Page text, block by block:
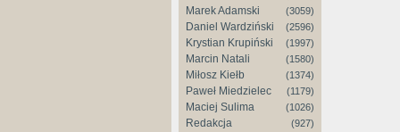
Marek Adamski (3059)
Daniel Wardziński (2596)
Krystian Krupiński (1997)
Marcin Natali (1580)
Miłosz Kiełb (1374)
Paweł Miedzielec (1179)
Maciej Sulima (1026)
Redakcja (927)